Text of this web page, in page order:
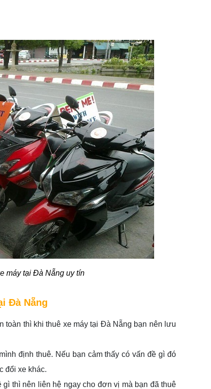
máy tại Đà Nẵng uy tín
Đà Nẵng
toàn thì khi thuê xe máy tại Đà Nẵng bạn nên lưu
định thuê. Nếu bạn cảm thấy có vấn đề gì đó
đổi xe khác.
thì nên liên hệ ngay cho đơn vị mà bạn đã thuê